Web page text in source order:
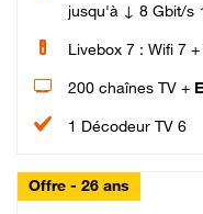
jusqu'à ↓ 8 Gbit/s
Livebox 7 : Wifi 7
200 chaînes TV +
1 Décodeur TV 6
Offre - 26 ans